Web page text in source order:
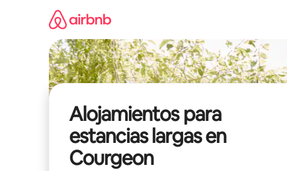
Alojamientos para
estancias largas en
Courgeon